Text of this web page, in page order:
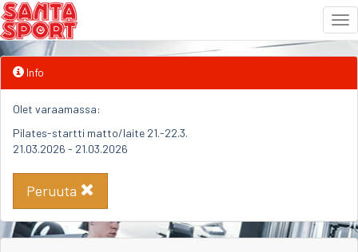
Siirry
sisältöön
Info
Olet varaamassa:
Pilates-startti matto/laite 21.-22.3.
21.03.2026 - 21.03.2026
Peruuta